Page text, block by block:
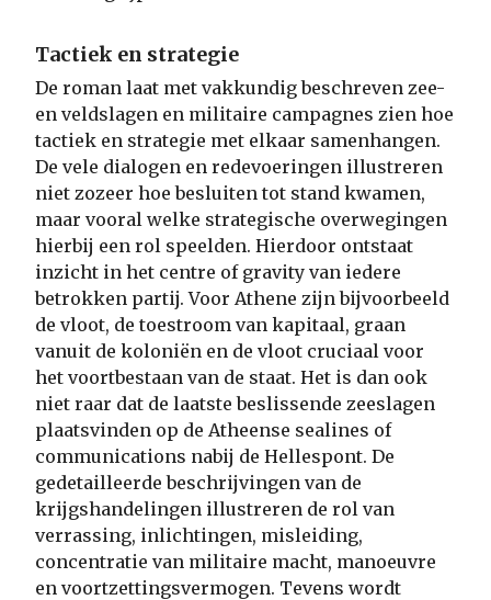
Tactiek en strategie
De roman laat met vakkundig beschreven zee-
en veldslagen en militaire campagnes zien hoe
tactiek en strategie met elkaar samenhangen.
De vele dialogen en redevoeringen illustreren
niet zozeer hoe besluiten tot stand kwamen,
maar vooral welke strategische overwegingen
hierbij een rol speelden. Hierdoor ontstaat
inzicht in het centre of gravity van iedere
betrokken partij. Voor Athene zijn bijvoorbeeld
de vloot, de toestroom van kapitaal, graan
vanuit de koloniën en de vloot cruciaal voor
het voortbestaan van de staat. Het is dan ook
niet raar dat de laatste beslissende zeeslagen
plaatsvinden op de Atheense sealines of
communications nabij de Hellespont. De
gedetailleerde beschrijvingen van de
krijgshandelingen illustreren de rol van
verrassing, inlichtingen, misleiding,
concentratie van militaire macht, manoeuvre
en voortzettingsvermogen. Tevens wordt